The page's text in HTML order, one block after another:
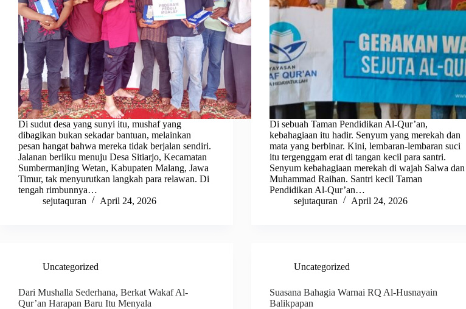
Di sudut desa yang sunyi itu, mushaf yang
dibagikan bukan sekadar bantuan, melainkan
pesan hangat bahwa mereka tidak berjalan sendiri.
Jalanan berliku menuju Desa Sitiarjo, Kecamatan
Sumbermanjing Wetan, Kabupaten Malang, Jawa
Timur, tak menyurutkan langkah para relawan. Di
tengah rimbunnya…
sejutaquran
April 24, 2026
Di sebuah Taman Pendidikan Al-Qur’an,
kebahagiaan itu hadir. Senyum yang merekah dan
mata yang berbinar. Kini, lembaran-lembaran suci
itu tergenggam erat di tangan kecil para santri.
Senyum kebahagiaan merekah di wajah Salwa dan
Muhammad Raihan. Santri kecil Taman
Pendidikan Al-Qur’an…
sejutaquran
April 24, 2026
Uncategorized
Dari Mushalla Sederhana, Berkat Wakaf Al-
Qur’an Harapan Baru Itu Menyala
Uncategorized
Suasana Bahagia Warnai RQ Al-Husnayain
Balikpapan